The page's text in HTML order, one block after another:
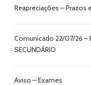
Reapreciações – Prazos
Comunicado 22/07/26 –
SECUNDÁRIO
Aviso – Exames